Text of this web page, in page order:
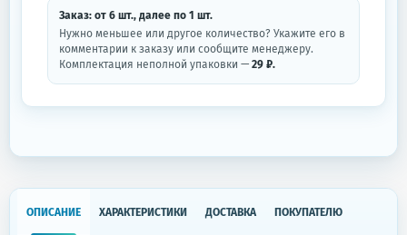
Заказ: от 6 шт., далее по 1 шт.
Нужно меньшее или другое количество? Укажите его в
комментарии к заказу или сообщите менеджеру.
Комплектация неполной упаковки — 29 ₽.
ОПИСАНИЕ ХАРАКТЕРИСТИКИ ДОСТАВКА ПОКУПАТЕЛЮ